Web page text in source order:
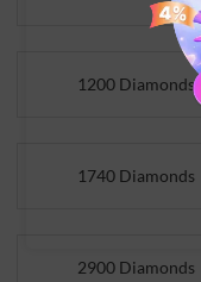
1200 Diamonds
1740 Diamonds
2900 Diamonds